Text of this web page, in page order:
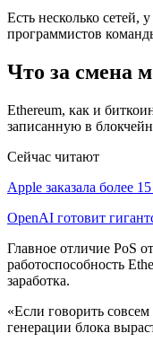
Есть несколько сетей,
программистов
Что за смена
Ethereum, как и
записанную в
Сейчас читают
Apple заказала более
OpenAI готовит
Главное отличие PoS
работоспособность
заработка.
«Если говорить
генерации блока